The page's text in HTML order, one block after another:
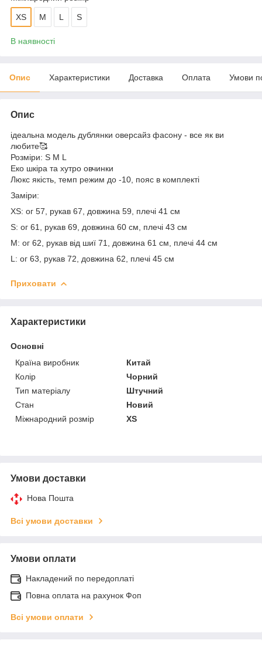
XS М L S
В наявності
Опис Характеристики Доставка Оплата Умови
Опис
ідеальна модель дублянки оверсайз фасону - все як ви
любите🥰
Розміри: S M L
Еко шкіра та хутро овчинки
Люкс якість, темп режим до -10, пояс в комплекті
Заміри:
XS: ог 57, рукав 67, довжина 59, плечі 41 см
S: ог 61, рукав 69, довжина 60 см, плечі 43 см
M: ог 62, рукав від шиї 71, довжина 61 см, плечі 44 см
L: ог 63, рукав 72, довжина 62, плечі 45 см
Приховати
Характеристики
Основні
Країна виробник
Китай
Колір
Чорний
Тип матеріалу
Штучний
Стан
Новий
Міжнародний розмір
XS
Умови доставки
Нова Пошта
Всі умови доставки
Умови оплати
Накладений по передоплаті
Повна оплата на рахунок Фоп
Всі умови оплати